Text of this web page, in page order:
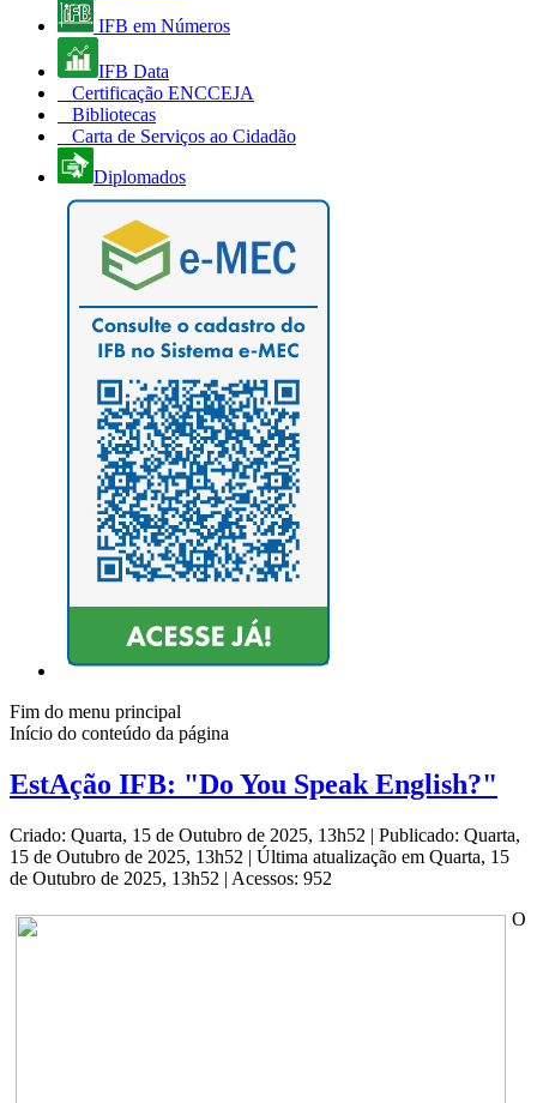
IFB em Números
IFB Data
Certificação ENCCEJA
Bibliotecas
Carta de Serviços ao Cidadão
Diplomados
Fim do menu principal
Início do conteúdo da página
EstAção IFB: "Do You Speak English?"
Criado: Quarta, 15 de Outubro de 2025, 13h52 | Publicado: Quarta,
15 de Outubro de 2025, 13h52 | Última atualização em Quarta, 15
de Outubro de 2025, 13h52 | Acessos: 952
O